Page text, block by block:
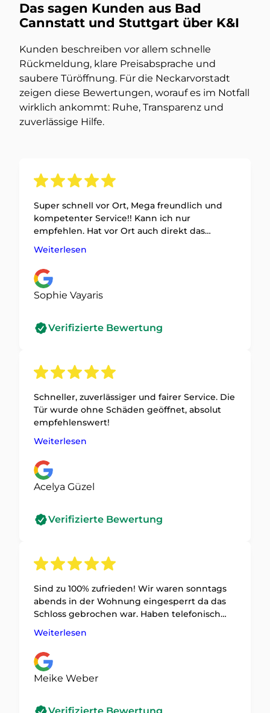
Das sagen Kunden aus Bad
Cannstatt und Stuttgart über K&I
Kunden beschreiben vor allem schnelle
Rückmeldung, klare Preisabsprache und
saubere Türöffnung. Für die Neckarvorstadt
zeigen diese Bewertungen, worauf es im Notfall
wirklich ankommt: Ruhe, Transparenz und
zuverlässige Hilfe.
Super schnell vor Ort, Mega freundlich und
kompetenter Service!! Kann ich nur
empfehlen. Hat vor Ort auch direkt das
defekte Schloss ausgetauscht.
Weiterlesen
Sophie Vayaris
Verifizierte Bewertung
Schneller, zuverlässiger und fairer Service. Die
Tür wurde ohne Schäden geöffnet, absolut
empfehlenswert!
Weiterlesen
Acelya Güzel
Verifizierte Bewertung
Sind zu 100% zufrieden! Wir waren sonntags
abends in der Wohnung eingesperrt da das
Schloss gebrochen war. Haben telefonisch
sofort den Techniker erreicht und eine
zu erwartenden Preises bekommen.
Weiterlesen
Meike Weber